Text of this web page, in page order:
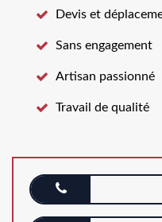
Devis et
Sans engagement
Artisan passionné
Travail de qualité